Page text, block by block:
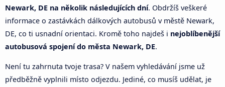
Newark, DE na několik následujících dní. Obdržíš veškeré
informace o zastávkách dálkových autobusů v městě Newark,
DE, co ti usnadní orientaci. Kromě toho najdeš i nejoblíbenější
autobusová spojení do města Newark, DE.
Není tu zahrnuta tvoje trasa? V našem vyhledávání jsme už
předběžně vyplnili místo odjezdu. Jediné, co musíš udělat, je